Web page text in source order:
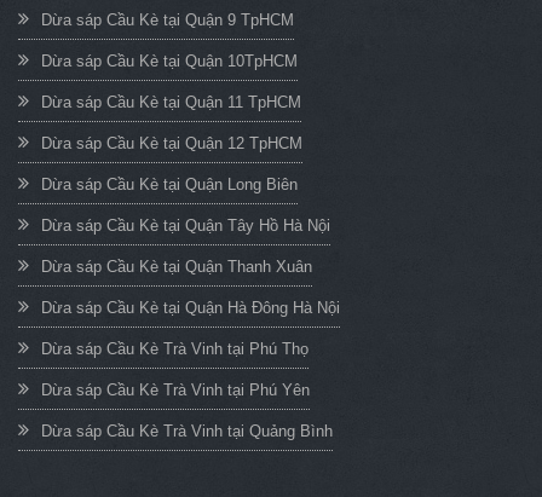
Dừa sáp Cầu Kè tại Quận 9 TpHCM
Dừa sáp Cầu Kè tại Quận 10TpHCM
Dừa sáp Cầu Kè tại Quận 11 TpHCM
Dừa sáp Cầu Kè tại Quận 12 TpHCM
Dừa sáp Cầu Kè tại Quận Long Biên
Dừa sáp Cầu Kè tại Quận Tây Hồ Hà Nội
Dừa sáp Cầu Kè tại Quận Thanh Xuân
Dừa sáp Cầu Kè tại Quận Hà Đông Hà Nội
Dừa sáp Cầu Kè Trà Vinh tại Phú Thọ
Dừa sáp Cầu Kè Trà Vinh tại Phú Yên
Dừa sáp Cầu Kè Trà Vinh tại Quảng Bình